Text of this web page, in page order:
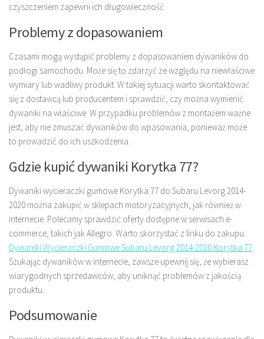
czyszczeniem zapewni ich długowieczność.
Problemy z dopasowaniem
Czasami mogą wystąpić problemy z dopasowaniem dywaników do
podłogi samochodu. Może się to zdarzyć ze względu na niewłaściwe
wymiary lub wadliwy produkt. W takiej sytuacji warto skontaktować
się z dostawcą lub producentem i sprawdzić, czy można wymienić
dywaniki na właściwe. W przypadku problemów z montażem ważne
jest, aby nie zmuszać dywaników do wpasowania, ponieważ może
to prowadzić do ich uszkodzenia.
Gdzie kupić dywaniki Korytka 77?
Dywaniki wycieraczki gumowe Korytka 77 do Subaru Levorg 2014-
2020 można zakupić w sklepach motoryzacyjnych, jak również w
internecie. Polecamy sprawdzić oferty dostępne w serwisach e-
commerce, takich jak Allegro. Warto skorzystać z linku do zakupu:
Dywaniki Wycieraczki Gumowe Subaru Levorg 2014-2020 Korytka 77.
Szukając dywaników w internecie, zawsze upewnij się, że wybierasz
wiarygodnych sprzedawców, aby uniknąć problemów z jakością
produktu.
Podsumowanie